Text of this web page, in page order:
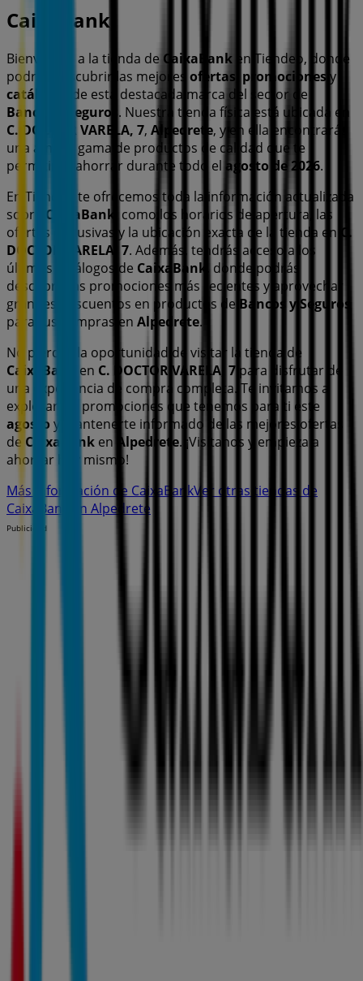
CaixaBank
Bienvenido a la tienda de CaixaBank en Tiendeo, donde
podrás descubrir las mejores ofertas promociones y
catálogos
de esta destacada marca del sector de
Bancos y Seguros . Nuestra tienda física está ubicada en
C. DOCTOR VARELA, 7, Alpedrete, y en ella encontrarás
una amplia gama de productos de calidad que te
permitirán ahorrar durante todo el agosto de 2026.
En Tiendeo te ofrecemos toda la información actualizada
sobre CaixaBank , como los horarios de apertura, las
ofertas exclusivas y la ubicación exacta de la tienda en C.
DOCTOR VARELA, 7. Además, tendrás acceso a los
últimos catálogos de CaixaBank , donde podrás
descubrir las promociones más recientes y aprovechar
grandes descuentos en productos de Bancos y Seguros
para tus compras en Alpedrete.
No pierdas la oportunidad de visitar la tienda de
CaixaBank
en C. DOCTOR VARELA, 7 para disfrutar de
una experiencia de compra completa. Te invitamos a
explorar las promociones que tenemos para ti este
agosto y mantenerte informado de las mejores ofertas
de CaixaBank en Alpedrete. ¡Visítanos y empieza a
ahorrar hoy mismo!
Más información de CaixaBankVer otras tiendas de
CaixaBank en Alpedrete
Publicidad